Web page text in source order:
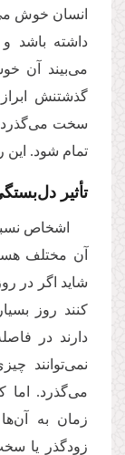
انسان خوش
داشته باشد
می‌بیند آن
گذشتنش
سخت می‌گذرد،
تمام شود. این
تأثیر
اشخاص
آن مختلف
شاید اگر در
کنند روز
دارند در
نمی‌توانند
می‌گذرد. اما
زمان به
زودگذر یا